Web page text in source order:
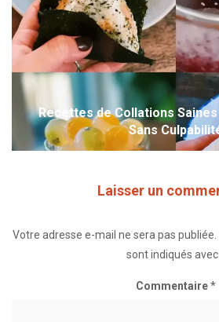
Recettes de Collations
Sans
Laisser un
Votre adresse e-mail ne sera pas publiée.
sont indiqués avec
Commentaire*